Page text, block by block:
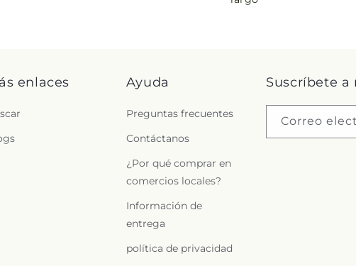
enlaces Ayuda
Preguntas frecuentes
Contáctanos
¿Por qué comprar en
comercios locales?
Información de
entrega
política de privacidad
Suscríbete a
Correo